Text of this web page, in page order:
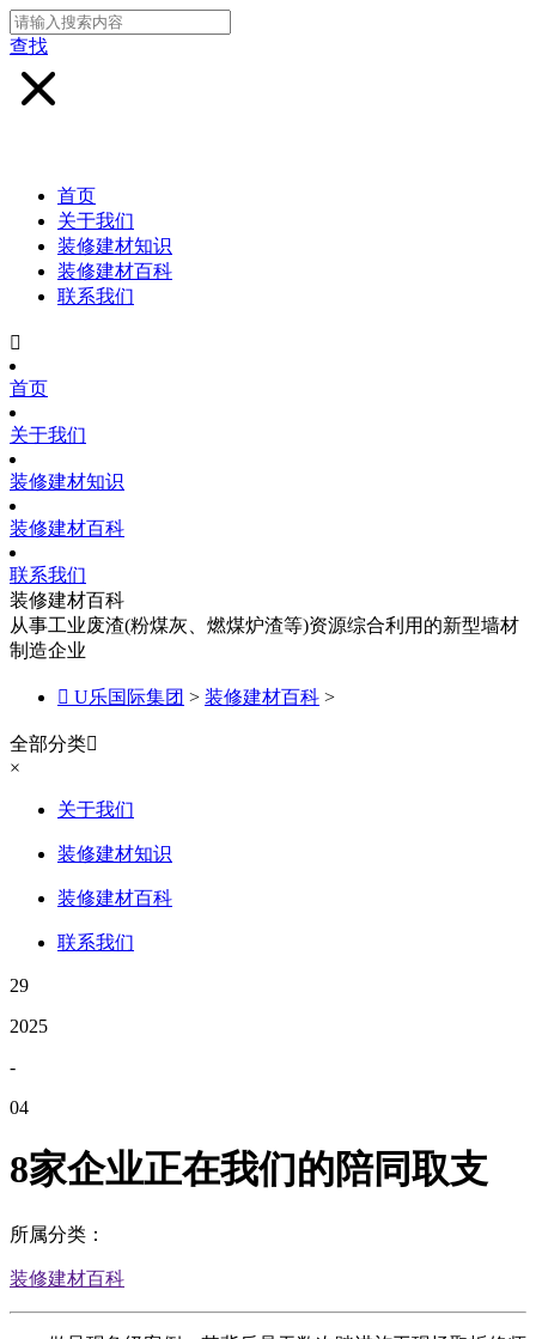
查找
首页
关于我们
装修建材知识
装修建材百科
联系我们

首页
关于我们
装修建材知识
装修建材百科
联系我们
装修建材百科
从事工业废渣(粉煤灰、燃煤炉渣等)资源综合利用的新型墙材
制造企业
 U乐国际集团 > 装修建材百科 >
全部分类
×
关于我们
装修建材知识
装修建材百科
联系我们
29
2025
-
04
8家企业正在我们的陪同取支
所属分类：
装修建材百科